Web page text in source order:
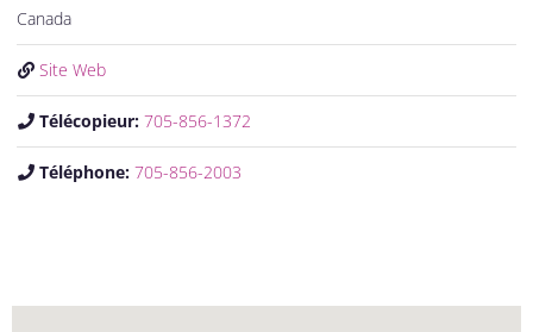
Canada
Site Web
Télécopieur: 705-856-1372
Téléphone: 705-856-2003